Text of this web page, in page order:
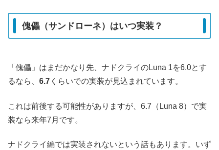
傀儡（サンドローネ）はいつ実装？
「傀儡」はまだかなり先、ナドクライのLuna 1を6.0とす
るなら、 6.7 くらいでの実装が見込まれています。
これは前後する可能性がありますが、6.7（Luna 8）で実
装なら来年7月です。
ナドクライ編では実装されないという話もあります。いず